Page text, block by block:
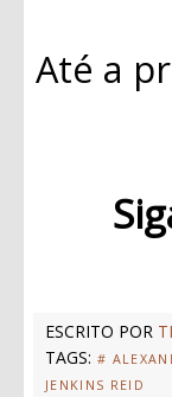
Até a
ESCRITO POR
TAGS: #
JENKINS REID